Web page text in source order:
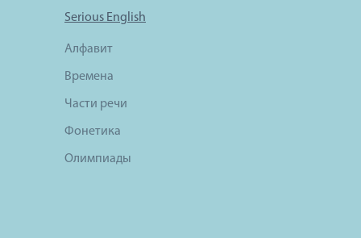
Serious English
Алфавит
Времена
Части речи
Фонетика
Олимпиады